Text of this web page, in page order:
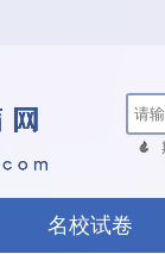
名校试卷